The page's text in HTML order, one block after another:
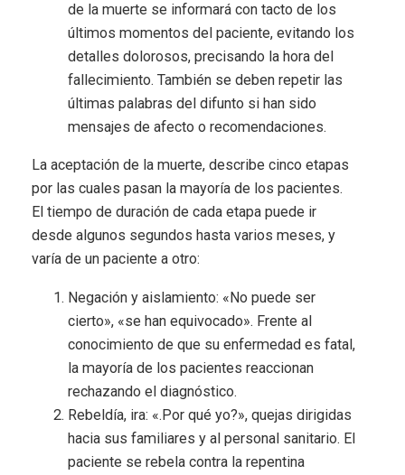
de la muerte se informará con tacto de los
últimos momentos del paciente, evitando los
detalles dolorosos, precisando la hora del
fallecimiento. También se deben repetir las
últimas palabras del difunto si han sido
mensajes de afecto o recomendaciones.
La aceptación de la muerte, describe cinco etapas
por las cuales pasan la mayoría de los pacientes.
El tiempo de duración de cada etapa puede ir
desde algunos segundos hasta varios meses, y
varía de un paciente a otro:
Negación y aislamiento: «No puede ser
cierto», «se han equivocado». Frente al
conocimiento de que su enfermedad es fatal,
la mayoría de los pacientes reaccionan
rechazando el diagnóstico.
Rebeldía, ira: «.Por qué yo?», quejas dirigidas
hacia sus familiares y al personal sanitario. El
paciente se rebela contra la repentina